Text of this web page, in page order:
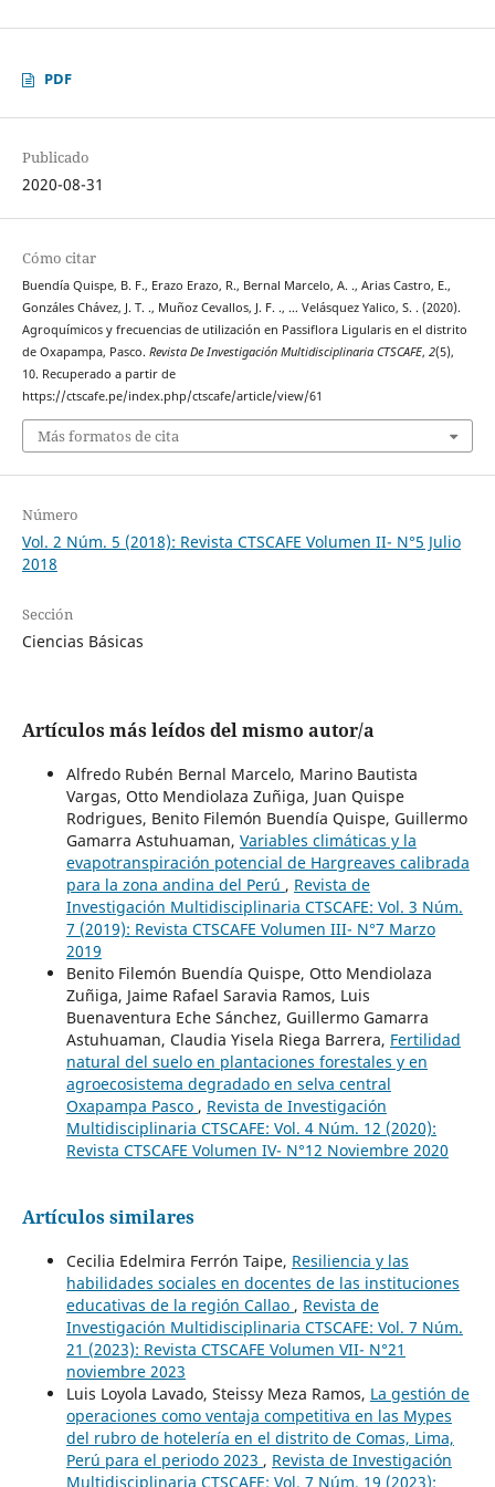
PDF
Publicado
2020-08-31
Cómo citar
Buendía Quispe, B. F., Erazo Erazo, R., Bernal Marcelo, A. ., Arias Castro, E.,
Gonzáles Chávez, J. T. ., Muñoz Cevallos, J. F. ., … Velásquez Yalico, S. . (2020).
Agroquímicos y frecuencias de utilización en Passiflora Ligularis en el distrito
de Oxapampa, Pasco. Revista De Investigación Multidisciplinaria CTSCAFE, 2(5),
10. Recuperado a partir de
https://ctscafe.pe/index.php/ctscafe/article/view/61
Más formatos de cita
Número
Vol. 2 Núm. 5 (2018): Revista CTSCAFE Volumen II- N°5 Julio
2018
Sección
Ciencias Básicas
Artículos más leídos del mismo autor/a
Alfredo Rubén Bernal Marcelo, Marino Bautista
Vargas, Otto Mendiolaza Zuñiga, Juan Quispe
Rodrigues, Benito Filemón Buendía Quispe, Guillermo
Gamarra Astuhuaman, Variables climáticas y la
evapotranspiración potencial de Hargreaves calibrada
para la zona andina del Perú , Revista de
Investigación Multidisciplinaria CTSCAFE: Vol. 3 Núm.
7 (2019): Revista CTSCAFE Volumen III- N°7 Marzo
2019
Benito Filemón Buendía Quispe, Otto Mendiolaza
Zuñiga, Jaime Rafael Saravia Ramos, Luis
Buenaventura Eche Sánchez, Guillermo Gamarra
Astuhuaman, Claudia Yisela Riega Barrera, Fertilidad
natural del suelo en plantaciones forestales y en
agroecosistema degradado en selva central
Oxapampa Pasco , Revista de Investigación
Multidisciplinaria CTSCAFE: Vol. 4 Núm. 12 (2020):
Revista CTSCAFE Volumen IV- N°12 Noviembre 2020
Artículos similares
Cecilia Edelmira Ferrón Taipe, Resiliencia y las
habilidades sociales en docentes de las instituciones
educativas de la región Callao , Revista de
Investigación Multidisciplinaria CTSCAFE: Vol. 7 Núm.
21 (2023): Revista CTSCAFE Volumen VII- N°21
noviembre 2023
Luis Loyola Lavado, Steissy Meza Ramos, La gestión de
operaciones como ventaja competitiva en las Mypes
del rubro de hotelería en el distrito de Comas, Lima,
Perú para el periodo 2023 , Revista de Investigación
Multidisciplinaria CTSCAFE: Vol. 7 Núm. 19 (2023):